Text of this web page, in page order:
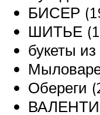
БИСЕР
ШИТЬЕ
букеты
Обереги